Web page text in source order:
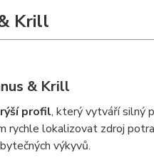
Krill
& Krill
profil, který vytváří silný
rychle lokalizovat zdroj
výkyvů.